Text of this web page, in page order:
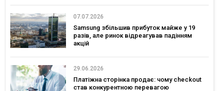
07.07.2026
Samsung збільшив прибуток майже у 19
разів, але ринок відреагував падінням
акцій
29.06.2026
Платіжна сторінка продає: чому checkout
став конкурентною перевагою